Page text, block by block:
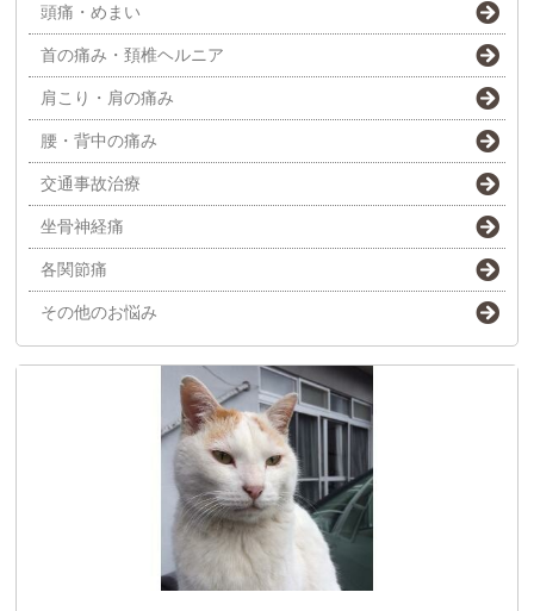
頭痛・めまい
首の痛み・頚椎ヘルニア
肩こり・肩の痛み
腰・背中の痛み
交通事故治療
坐骨神経痛
各関節痛
その他のお悩み